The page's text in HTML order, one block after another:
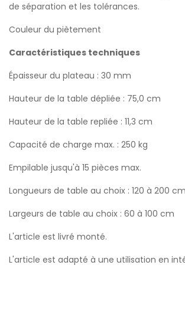
de séparation et les tolérances.
Couleur du piètement
Caractéristiques techniques
Épaisseur du plateau : 30 mm
Hauteur de la table dépliée : 75,0 cm
Hauteur de la table repliée : 11,3 cm
Capacité de charge max. : 250 kg
Empilable jusqu'à 15 pièces max.
Longueurs de table au choix : 120 à 200 cm
Largeurs de table au choix : 60 à 100 cm
L'article est livré monté.
L'article est adapté à une utilisation en